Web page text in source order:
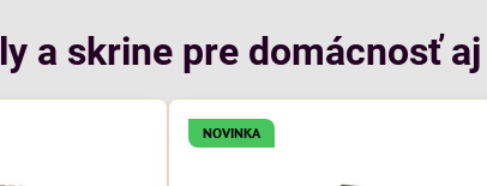
a skrine pre domácnosť
NOVINKA